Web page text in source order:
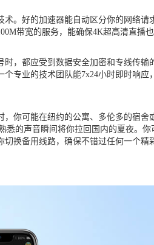
。好的加速器能自动区分你的网络
带宽的服务，能确保4K超高清直播
，都应受到数据安全加密和专线传
专业的技术团队能7x24小时即时响
你可能在纽约的公寓、多伦多的宿
的声音瞬间将你拉回国内的夏夜。
换备用线路，确保不错过任何一个